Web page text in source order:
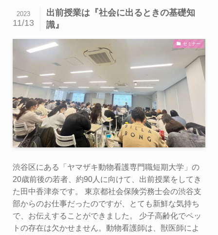
出前授業は『社会に出るときの基礎知
識』
2023
11/13
セミナー
渋谷区にある「ヤマザキ動物看護専門職短期大学」の
20歳前後の若者、約90人に向けて、出前授業をしてき
た田中香津奈です。 東京都社会保険労務士会の渋谷支
部からのお仕事だったのですが、とても新鮮な気持ち
で、お伝えすることができました。 少子高齢化でペッ
トの存在は欠かせません。動物看護師は、獣医師によ